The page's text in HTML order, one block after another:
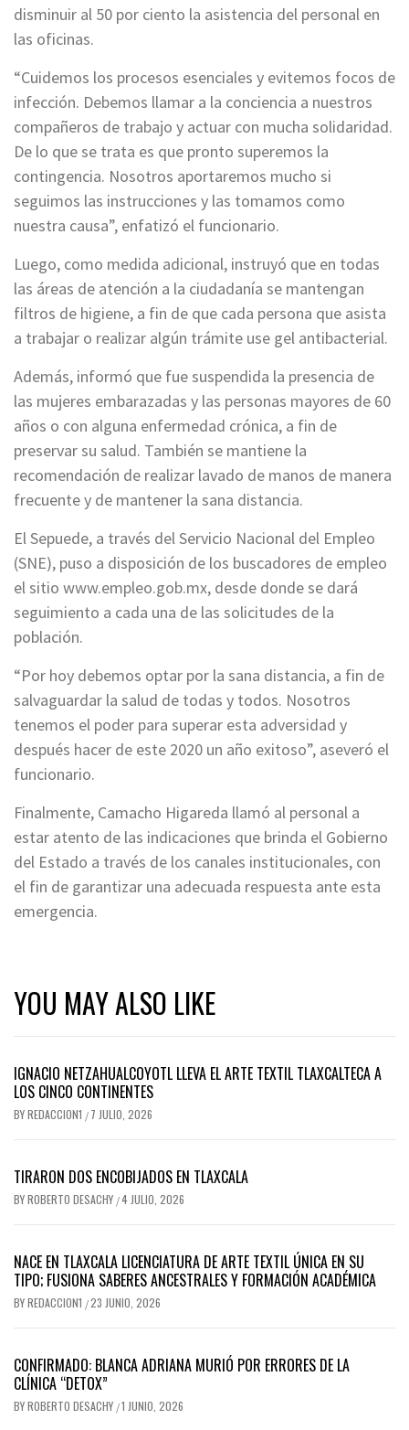
disminuir al 50 por ciento la asistencia del personal en
las oficinas.
“Cuidemos los procesos esenciales y evitemos focos de
infección. Debemos llamar a la conciencia a nuestros
compañeros de trabajo y actuar con mucha solidaridad.
De lo que se trata es que pronto superemos la
contingencia. Nosotros aportaremos mucho si
seguimos las instrucciones y las tomamos como
nuestra causa”, enfatizó el funcionario.
Luego, como medida adicional, instruyó que en todas
las áreas de atención a la ciudadanía se mantengan
filtros de higiene, a fin de que cada persona que asista
a trabajar o realizar algún trámite use gel antibacterial.
Además, informó que fue suspendida la presencia de
las mujeres embarazadas y las personas mayores de 60
años o con alguna enfermedad crónica, a fin de
preservar su salud. También se mantiene la
recomendación de realizar lavado de manos de manera
frecuente y de mantener la sana distancia.
El Sepuede, a través del Servicio Nacional del Empleo
(SNE), puso a disposición de los buscadores de empleo
el sitio www.empleo.gob.mx, desde donde se dará
seguimiento a cada una de las solicitudes de la
población.
“Por hoy debemos optar por la sana distancia, a fin de
salvaguardar la salud de todas y todos. Nosotros
tenemos el poder para superar esta adversidad y
después hacer de este 2020 un año exitoso”, aseveró el
funcionario.
Finalmente, Camacho Higareda llamó al personal a
estar atento de las indicaciones que brinda el Gobierno
del Estado a través de los canales institucionales, con
el fin de garantizar una adecuada respuesta ante esta
emergencia.
YOU MAY ALSO LIKE
IGNACIO NETZAHUALCOYOTL LLEVA EL ARTE TEXTIL TLAXCALTECA A
LOS CINCO CONTINENTES
BYREDACCION1 / 7 JULIO, 2026
TIRARON DOS ENCOBIJADOS EN TLAXCALA
BYROBERTO DESACHY /4 JULIO, 2026
NACE EN TLAXCALA LICENCIATURA DE ARTE TEXTIL ÚNICA EN SU
TIPO; FUSIONA SABERES ANCESTRALES Y FORMACIÓN ACADÉMICA
BYREDACCION1 /23 JUNIO, 2026
CONFIRMADO: BLANCA ADRIANA MURIÓ POR ERRORES DE LA
CLÍNICA “DETOX”
BYROBERTO DESACHY /1 JUNIO, 2026